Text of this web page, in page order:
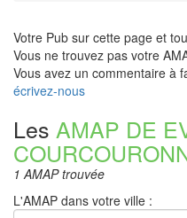
Votre Pub sur cette page et
Vous ne trouvez pas votre
Vous avez un commentaire à
écrivez-nous
Les AMAP DE
1 AMAP trouvée
L'AMAP dans votre ville :